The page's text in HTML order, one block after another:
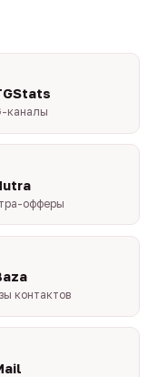
каналы
офферы
контактов